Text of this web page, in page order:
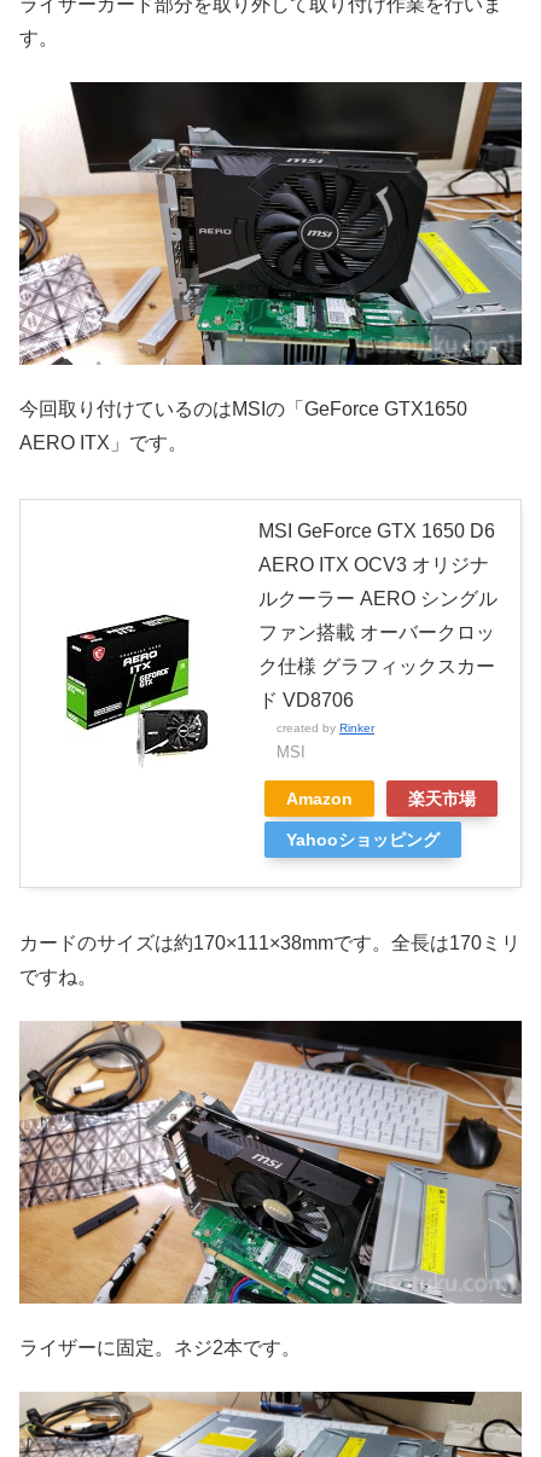
ライザーカード部分を取り外して取り付け作業を行いま
す。
今回取り付けているのはMSIの「GeForce GTX1650
AERO ITX」です。
MSI GeForce GTX 1650 D6
AERO ITX OCV3 オリジナ
ルクーラー AERO シングル
ファン搭載 オーバークロッ
ク仕様 グラフィックスカー
ド VD8706
created by Rinker
MSI
Amazon 楽天市場
Yahooショッピング
カードのサイズは約170×111×38mmです。全長は170ミリ
ですね。
ライザーに固定。ネジ2本です。